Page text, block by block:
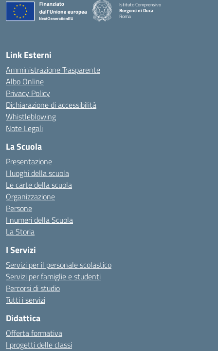
Istituto Comprensivo
Borgoncini Duca
Roma
Link Esterni
Amministrazione Trasparente
Albo Online
Privacy Policy
Dichiarazione di accessibilità
Whistleblowing
Note Legali
La Scuola
Presentazione
I luoghi della scuola
Le carte della scuola
Organizzazione
Persone
I numeri della Scuola
La Storia
I Servizi
Servizi per il personale scolastico
Servizi per famiglie e studenti
Percorsi di studio
Tutti i servizi
Didattica
Offerta formativa
I progetti delle classi